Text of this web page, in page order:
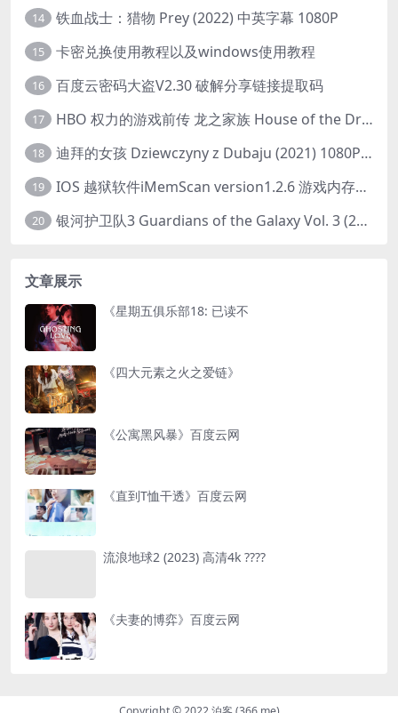
14 铁血战士：猎物 Prey (2022) 中英字幕 1080P
15 卡密兑换使用教程以及windows使用教程
16 百度云密码大盗V2.30 破解分享链接提取码
17 HBO 权力的游戏前传 龙之家族 House of the Dragon (2022) 中字 1080P 更新4集
18 迪拜的女孩 Dziewczyny z Dubaju (2021) 1080P 中字
19 IOS 越狱软件iMemScan version1.2.6 游戏内存修改器
20 银河护卫队3 Guardians of the Galaxy Vol. 3 (2023)4K高清资源1080p只分享精品
文章展示
《星期五俱乐部18: 已读不
《四大元素之火之爱链》
《公寓黑风暴》百度云网
《直到T恤干透》百度云网
流浪地球2 (2023) 高清4k ????
《夫妻的博弈》百度云网